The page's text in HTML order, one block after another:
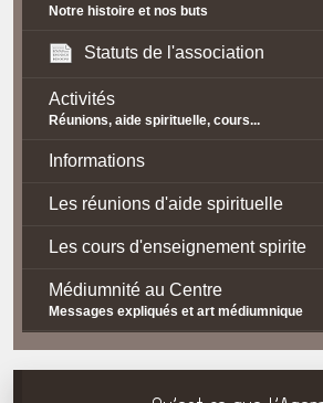
Notre histoire et nos buts
Statuts de l'association
Activités
Réunions, aide spirituelle, cours...
Informations
Les réunions d'aide spirituelle
Les cours d'enseignement spirite
Médiumnité au Centre
Messages expliqués et art médiumnique
Contact / Accès
Plan d'accès